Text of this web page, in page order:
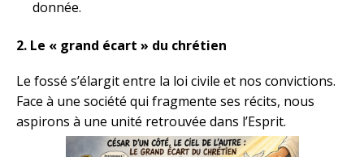
donnée.
2. Le « grand écart » du chrétien
Le fossé s’élargit entre la loi civile et nos convictions.
Face à une société qui fragmente ses récits, nous
aspirons à une unité retrouvée dans l’Esprit.